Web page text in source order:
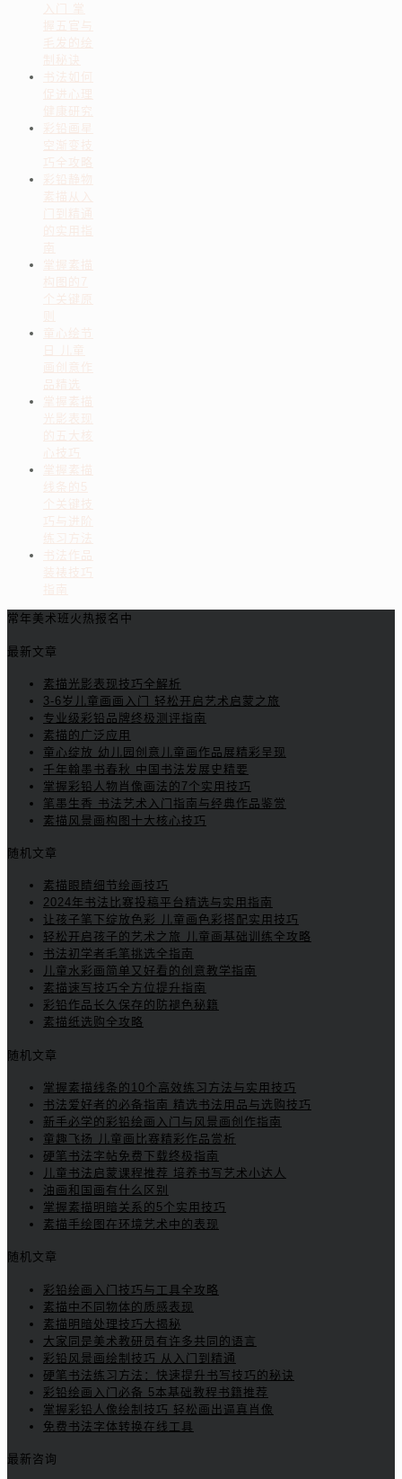
入门 掌
握五官与
毛发的绘
制秘诀
书法如何
促进心理
健康研究
彩铅画星
空渐变技
巧全攻略
彩铅静物
素描从入
门到精通
的实用指
南
掌握素描
构图的7
个关键原
童心绘节
日 儿童
画创意作
品精选
掌握素描
光影表现
的五大核
心技巧
掌握素描
线条的5
个关键技
巧与进阶
练习方法
书法作品
装裱技巧
指南
常年美术班火热报名中
最新文章
素描光影表现技巧全解析
3-6岁儿童画画入门 轻松开启艺术启蒙之旅
专业级彩铅品牌终极测评指南
素描的广泛应用
童心绽放 幼儿园创意儿童画作品展精彩呈现
千年翰墨书春秋 中国书法发展史精要
掌握彩铅人物肖像画法的7个实用技巧
笔墨生香 书法艺术入门指南与经典作品鉴赏
素描风景画构图十大核心技巧
随机文章
素描眼睛细节绘画技巧
2024年书法比赛投稿平台精选与实用指南
让孩子笔下绽放色彩 儿童画色彩搭配实用技巧
轻松开启孩子的艺术之旅 儿童画基础训练全攻略
书法初学者毛笔挑选全指南
儿童水彩画简单又好看的创意教学指南
素描速写技巧全方位提升指南
彩铅作品长久保存的防褪色秘籍
素描纸选购全攻略
随机文章
掌握素描线条的10个高效练习方法与实用技巧
书法爱好者的必备指南 精选书法用品与选购技巧
新手必学的彩铅绘画入门与风景画创作指南
童趣飞扬 儿童画比赛精彩作品赏析
硬笔书法字帖免费下载终极指南
儿童书法启蒙课程推荐 培养书写艺术小达人
油画和国画有什么区别
掌握素描明暗关系的5个实用技巧
素描手绘图在环境艺术中的表现
随机文章
彩铅绘画入门技巧与工具全攻略
素描中不同物体的质感表现
素描明暗处理技巧大揭秘
大家同是美术教研员有许多共同的语言
彩铅风景画绘制技巧 从入门到精通
硬笔书法练习方法：快速提升书写技巧的秘诀
彩铅绘画入门必备 5本基础教程书籍推荐
掌握彩铅人像绘制技巧 轻松画出逼真肖像
免费书法字体转换在线工具
最新咨询